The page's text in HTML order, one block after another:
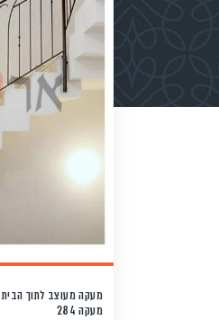
מעקה מעוצב לתוך הבית
מעקה 284